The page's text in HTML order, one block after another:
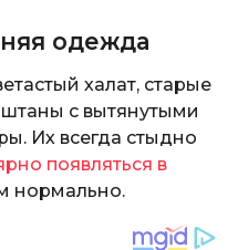
одежда
халат, старые
с вытянутыми
Их всегда стыдно
появляться в
нормально.